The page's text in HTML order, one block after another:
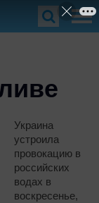
Украина
устроила
провокацию в
российских
водах в
воскресенье,